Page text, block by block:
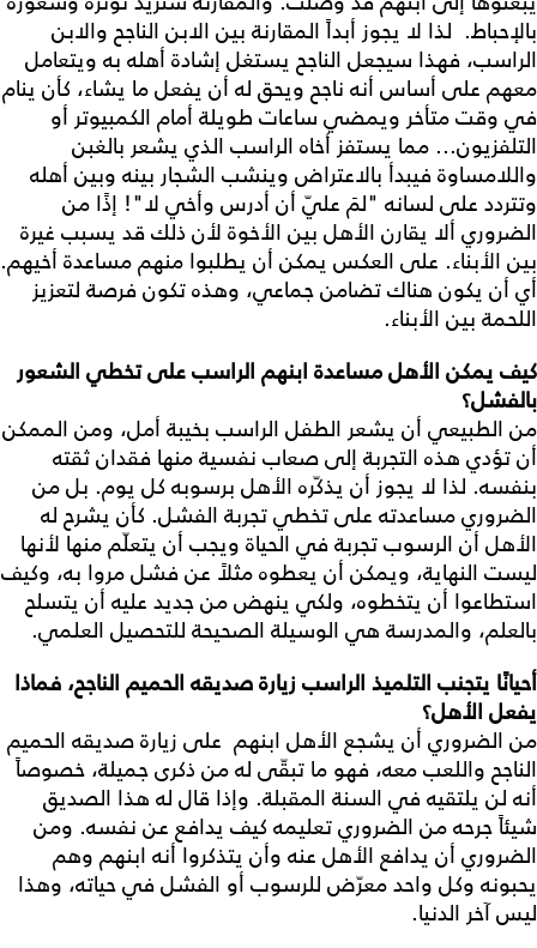
بالإحباط. لذا لا يجوز أبداً المقارنة بين الابن الناجح والابن
الراسب، فهذا سيجعل الناجح يستغل إشادة أهله به ويتعامل
معهم على أساس أنه ناجح ويحق له أن يفعل ما يشاء، كأن ينام
في وقت متأخر ويمضي ساعات طويلة أمام الكمبيوتر أو
التلفزيون... مما يستفز أخاه الراسب الذي يشعر بالغبن
واللامساوة فيبدأ بالاعتراض وينشب الشجار بينه وبين أهله
وتتردد على لسانه "لمَ عليّ أن أدرس وأخي لا"! إذًا من
الضروري ألا يقارن الأهل بين الأخوة لأن ذلك قد يسبب غيرة
بين الأبناء. على العكس يمكن أن يطلبوا منهم مساعدة أخيهم.
أي أن يكون هناك تضامن جماعي، وهذه تكون فرصة لتعزيز
اللحمة بين الأبناء.
كيف يمكن الأهل مساعدة ابنهم الراسب على تخطي الشعور
بالفشل؟
من الطبيعي أن يشعر الطفل الراسب بخيبة أمل، ومن الممكن
أن تؤدي هذه التجربة إلى صعاب نفسية منها فقدان ثقته
بنفسه. لذا لا يجوز أن يذكّره الأهل برسوبه كل يوم. بل من
الضروري مساعدته على تخطي تجربة الفشل. كأن يشرح له
الأهل أن الرسوب تجربة في الحياة ويجب أن يتعلّم منها لأنها
ليست النهاية، ويمكن أن يعطوه مثلاً عن فشل مروا به، وكيف
استطاعوا أن يتخطوه، ولكي ينهض من جديد عليه أن يتسلح
بالعلم، والمدرسة هي الوسيلة الصحيحة للتحصيل العلمي.
أحيانًا يتجنب التلميذ الراسب زيارة صديقه الحميم الناجح، فماذا
يفعل الأهل؟
من الضروري أن يشجع الأهل ابنهم على زيارة صديقه الحميم
الناجح واللعب معه، فهو ما تبقّى له من ذكرى جميلة، خصوصاً
أنه لن يلتقيه في السنة المقبلة. وإذا قال له هذا الصديق
شيئاً جرحه من الضروري تعليمه كيف يدافع عن نفسه. ومن
الضروري أن يدافع الأهل عنه وأن يتذكروا أنه ابنهم وهم
يحبونه وكل واحد معرّض للرسوب أو الفشل في حياته، وهذا
ليس آخر الدنيا.